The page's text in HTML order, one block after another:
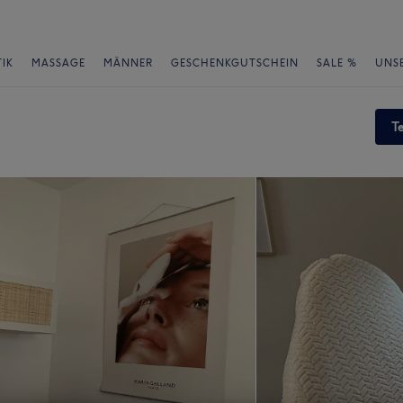
MASSAGE MÄNNER GESCHENKGUTSCHEIN SALE %